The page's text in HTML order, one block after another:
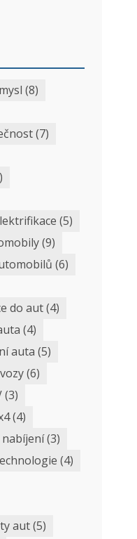
(8)
(7)
(5)
(9)
(6)
do aut(4)
(4)
auta (5)
(6)
(3)
(4)
nabíjení(3)
(4)
aut(5)